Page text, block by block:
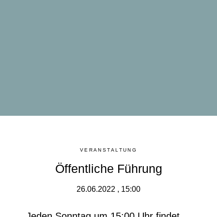
VERANSTALTUNG
Öffentliche Führung
26.06.2022 , 15:00